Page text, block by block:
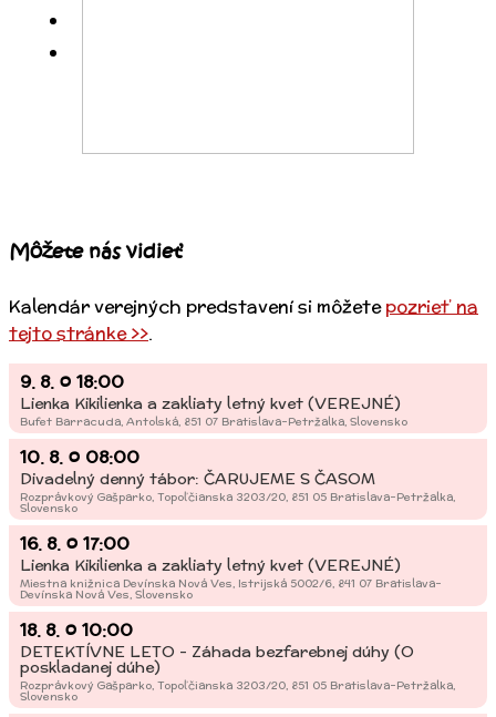
Môžete nás vidieť
Kalendár verejných predstavení si môžetepozrieť na
tejto stránke >>.
9. 8. o 18:00
Lienka Kikilienka a zakliaty letný kvet (VEREJNÉ)
Bufet Barracuda, Antolská, 851 07 Bratislava-Petržalka, Slovensko
10. 8. o 08:00
Divadelný denný tábor: ČARUJEME S ČASOM
Rozprávkový Gašparko, Topoľčianska 3203/20, 851 05 Bratislava-Petržalka,
Slovensko
16. 8. o 17:00
Lienka Kikilienka a zakliaty letný kvet (VEREJNÉ)
Miestna knižnica Devínska Nová Ves, Istrijská 5002/6, 841 07 Bratislava-
Devínska Nová Ves, Slovensko
18. 8. o 10:00
DETEKTÍVNE LETO - Záhada bezfarebnej dúhy (O
poskladanej dúhe)
Rozprávkový Gašparko, Topoľčianska 3203/20, 851 05 Bratislava-Petržalka,
Slovensko